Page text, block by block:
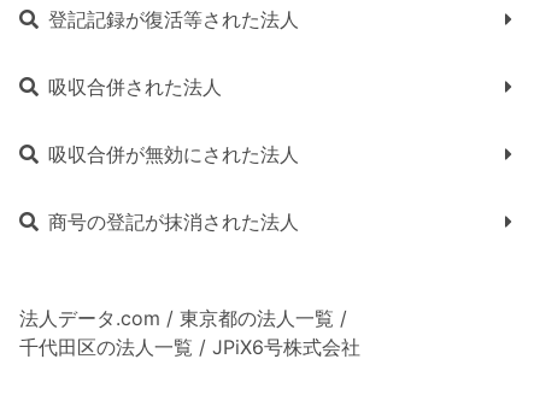
登記記録が復活等された法人
吸収合併された法人
吸収合併が無効にされた法人
商号の登記が抹消された法人
法人データ.com / 東京都の法人一覧 /
千代田区の法人一覧 / JPiX6号株式会社